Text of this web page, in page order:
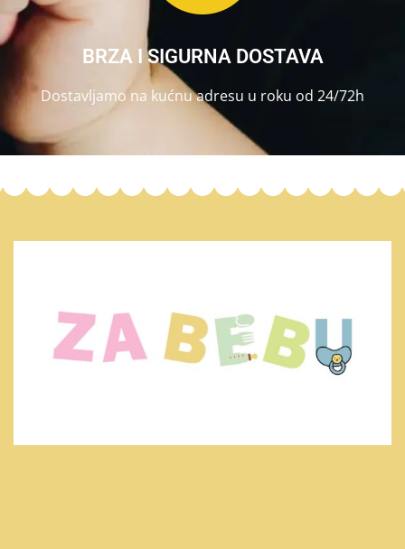
BRZA I SIGURNA DOSTAVA
Dostavljamo na kućnu adresu u roku od 24/72h